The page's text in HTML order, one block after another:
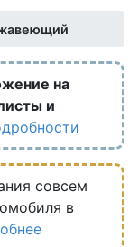
на
и
совсем
в